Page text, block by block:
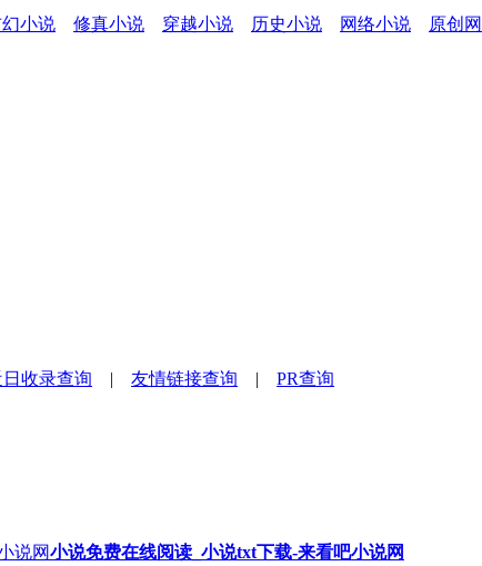
小说 修真小说 穿越小说 历史小说 网络小说 原创
收录查询 | 友情链接查询 | PR查询
小说免费在线阅读_小说txt下载-来看吧小说网